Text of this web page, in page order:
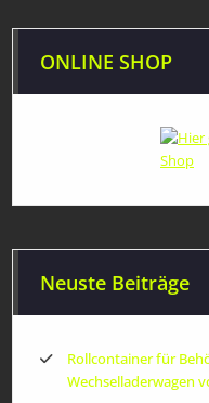
ONLINE SHOP
Neuste Beiträge
Rollcontainer für
Wechselladerwagen